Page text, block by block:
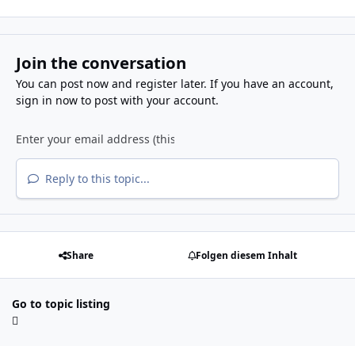
Join the conversation
You can post now and register later. If you have an account,
sign in nowto post with your account.
Reply to this topic...
Share Folgen diesem Inhalt
Go to topic listing